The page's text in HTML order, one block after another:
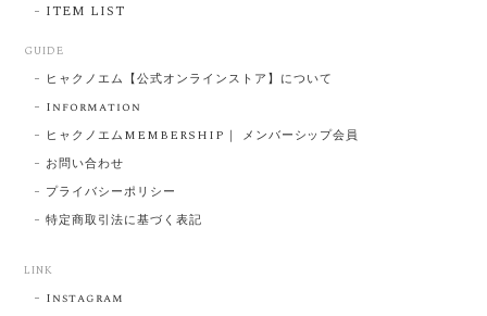
ITEM LIST
GUIDE
ヒャクノエム【公式オンラインストア】について
Information
ヒャクノエムMEMBERSHIP｜ メンバーシップ会員
お問い合わせ
プライバシーポリシー
特定商取引法に基づく表記
LINK
Instagram